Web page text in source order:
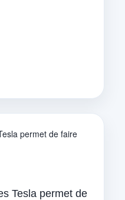
Tesla permet de